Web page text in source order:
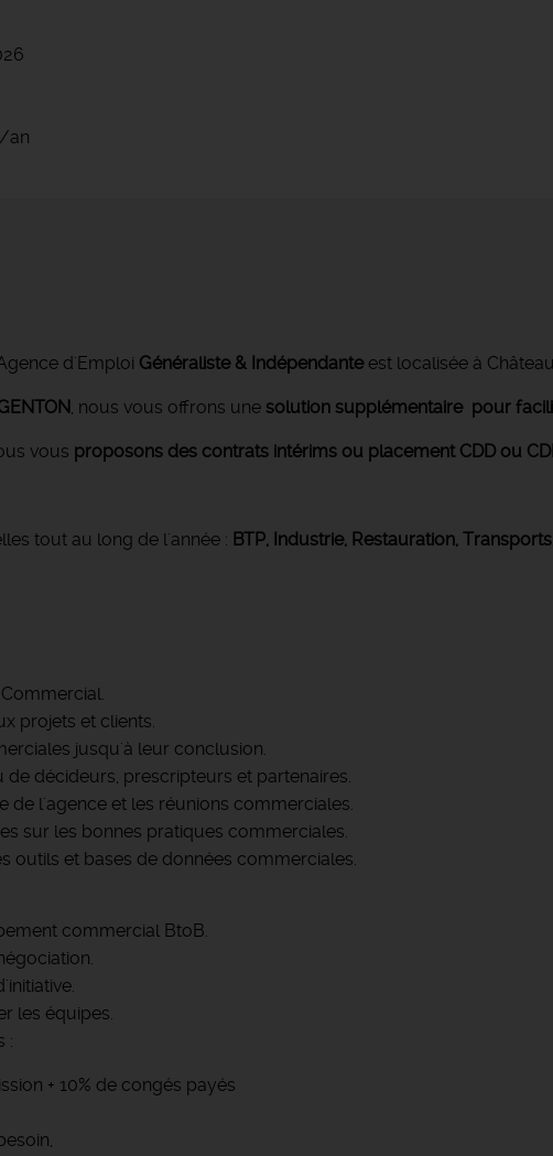
an
d'Emploi Généraliste & Indépendante est localisée à
, nous vous offrons une solution supplémentaire pour
vous proposons des contrats intérims ou placement CDD ou
tout au long de l'année : BTP, Industrie, Restauration,
projets et clients.
jusqu'à leur conclusion.
décideurs, prescripteurs et partenaires.
l'agence et les réunions commerciales.
sur les bonnes pratiques commerciales.
outils et bases de données commerciales.
commercial BtoB.
les équipes.
:
+ 10% de congés payés